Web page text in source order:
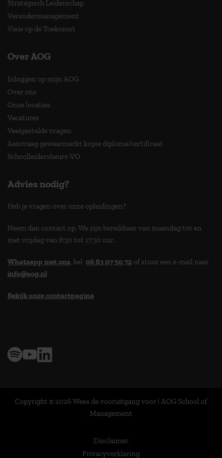
Strategisch Leiderschap
Verandermanagement
Visie op de Toekomst
Over AOG
Inloggen op mijn AOG
Over ons
Onze locaties
Vacatures
Veelgestelde vragen
Aanvraag gewaarmerkt kopie diploma/certificaat
Schoolleidersbeurs-VO
Advies nodig?
Heb je vragen over onze opleidingen?
Neem dan contact op. We zijn bereikbaar van maandag tot en
met vrijdag van 8:30 tot 17:30 uur.
Whatsapp met ons, bel 06 83 07 50 72 of stuur een e-mail naar
info@aog.nl
Bekijk onze contactpagina
Copyright © 2026 Wees de vooruitgang voor | AOG School of
Management
Disclaimer
Privacyverklaring